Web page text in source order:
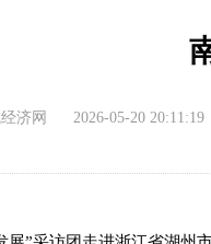
济网 2026-05-20 20:11:19